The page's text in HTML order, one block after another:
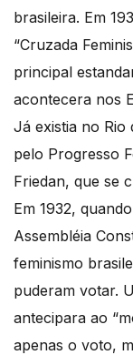
brasileira. Em
“Cruzada
principal
acontecera nos
Já existia no Rio
pelo Progresso
Friedan, que se
Em 1932,
Assembléia
feminismo
puderam votar.
antecipara ao
apenas o voto,